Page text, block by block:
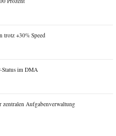
trotz +30% Speed
Status im DMA
Aufgabenverwaltung